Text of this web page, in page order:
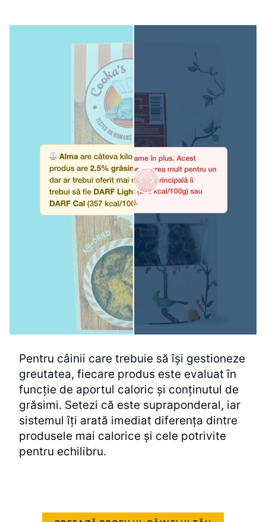
Pentru câinii care trebuie să își gestioneze
greutatea, fiecare produs este evaluat în
funcție de aportul caloric și conținutul de
grăsimi. Setezi că este supraponderal, iar
sistemul îți arată imediat diferența dintre
produsele mai calorice și cele potrivite
pentru echilibru.